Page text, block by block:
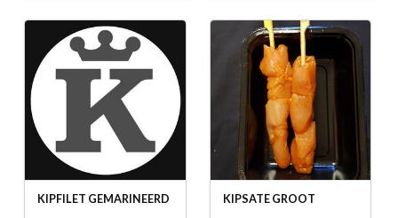
KIPFILET GEMARINEERD KIPSATE GROOT